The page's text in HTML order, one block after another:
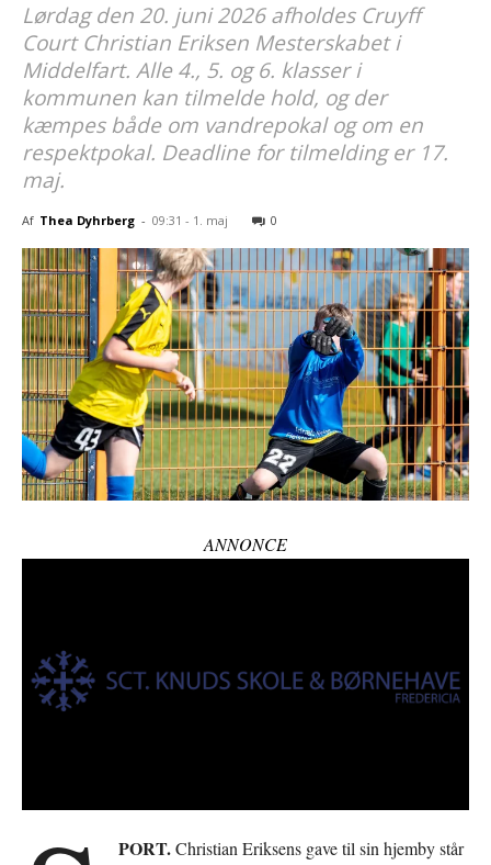
Lørdag den 20. juni 2026 afholdes Cruyff
Court Christian Eriksen Mesterskabet i
Middelfart. Alle 4., 5. og 6. klasser i
kommunen kan tilmelde hold, og der
kæmpes både om vandrepokal og om en
respektpokal. Deadline for tilmelding er 17.
maj.
Af Thea Dyhrberg - 09:31 - 1. maj 0
ANNONCE
PORT.Christian Eriksens gave til sin hjemby står